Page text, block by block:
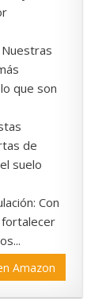
que son
de
suelo
Con
Amazon